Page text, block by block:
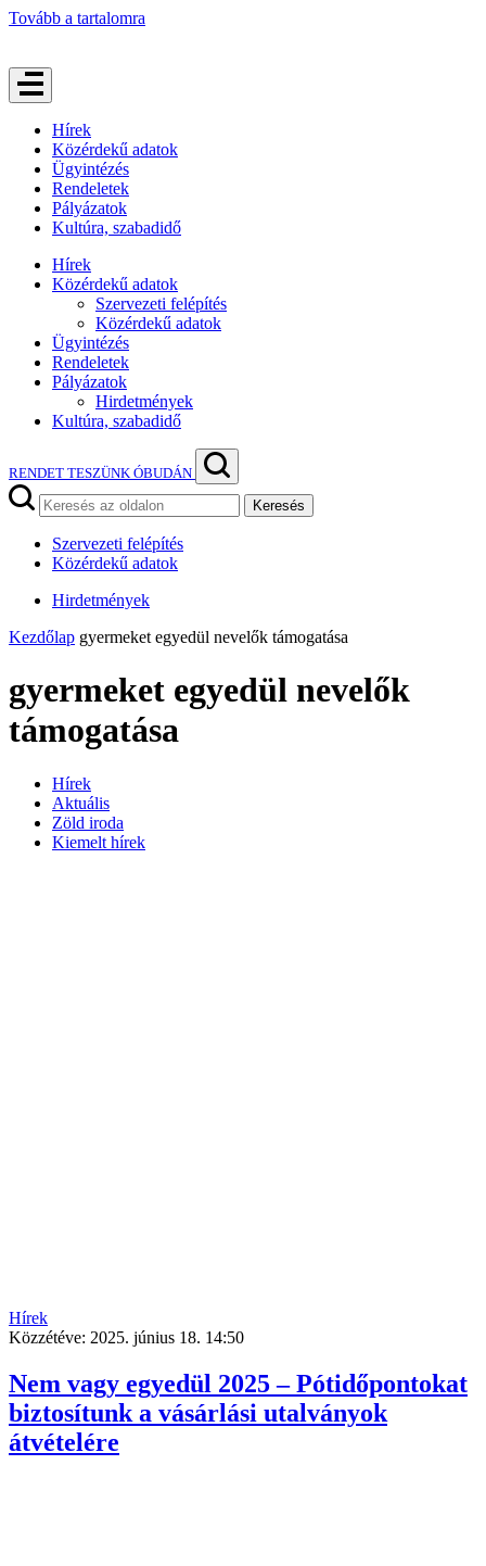
Tovább a tartalomra
Hírek
Közérdekű adatok
Ügyintézés
Rendeletek
Pályázatok
Kultúra, szabadidő
Hírek
Közérdekű adatok
Szervezeti felépítés
Közérdekű adatok
Ügyintézés
Rendeletek
Pályázatok
Hirdetmények
Kultúra, szabadidő
RENDET TESZÜNK ÓBUDÁN
Keresés
Szervezeti felépítés
Közérdekű adatok
Hirdetmények
Kezdőlap gyermeket egyedül nevelők támogatása
gyermeket egyedül nevelők
támogatása
Hírek
Aktuális
Zöld iroda
Kiemelt hírek
Hírek
Közzétéve: 2025. június 18. 14:50
Nem vagy egyedül 2025 – Pótidőpontokat
biztosítunk a vásárlási utalványok
átvételére